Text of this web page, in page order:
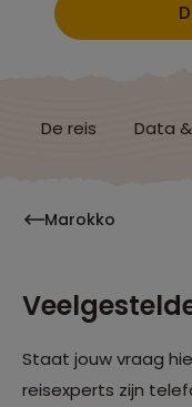
De reis Data
Marokko
Staat jouw vraag
reisexperts zijn